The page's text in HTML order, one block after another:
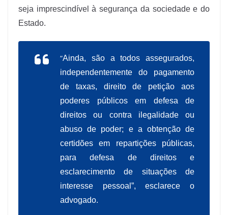
seja imprescindível à segurança da sociedade e do
Estado.
“Ainda, são a todos assegurados,
independentemente do pagamento
de taxas, direito de petição aos
poderes públicos em defesa de
direitos ou contra ilegalidade ou
abuso de poder; e a obtenção de
certidões em repartições públicas,
para defesa de direitos e
esclarecimento de situações de
interesse pessoal”, esclarece o
advogado.